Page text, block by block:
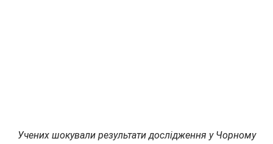
Учених шокували результати дослідження у Чорному